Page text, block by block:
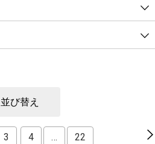
並び替え
3 4 … 22